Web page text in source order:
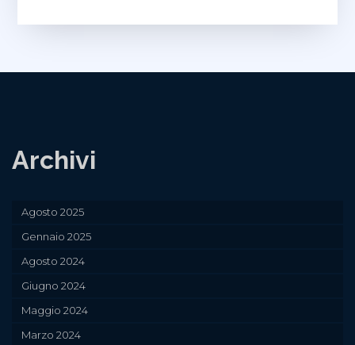
Archivi
Agosto 2025
Gennaio 2025
Agosto 2024
Giugno 2024
Maggio 2024
Marzo 2024